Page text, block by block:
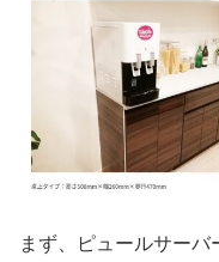
まず、ピュールサー